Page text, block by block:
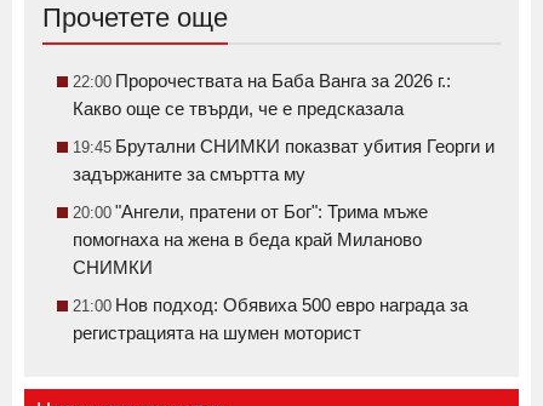
Прочетете още
22:00 Пророчествата на Баба Ванга за 2026 г.:
Какво още се твърди, че е предсказала
19:45 Брутални СНИМКИ показват убития Георги и
задържаните за смъртта му
20:00 "Ангели, пратени от Бог": Трима мъже
помогнаха на жена в беда край Миланово
СНИМКИ
21:00 Нов подход: Обявиха 500 евро награда за
регистрацията на шумен моторист